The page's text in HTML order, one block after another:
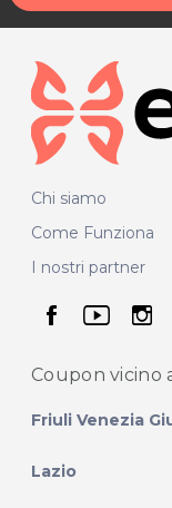
Chi siamo
Come Funziona
I nostri partner
seguici
Coupon vicino
Friuli Venezia
Lazio